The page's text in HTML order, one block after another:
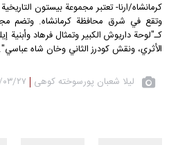
كرمانشاه/ارنا- تعتبر مجموعة بيستون
وتقع في شرق محافظة كرمانشاه. وتضم
كـ"لوحة داريوش الكبير وتمثال فرهاد وأبنية
الأثري، ونقش كودرز الثاني وخان شاه عباسي".
لیلا شعبان پورسوخته کوهی ٢٧‏/٠٣‏/٢٠٢٣، ٣:٣٥ م